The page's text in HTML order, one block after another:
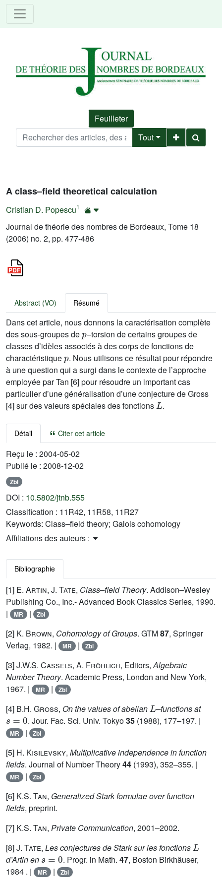
Feuilleter
Tout
A class–field theoretical calculation
Cristian D. Popescu1
Journal de théorie des nombres de Bordeaux, Tome 18
(2006) no. 2, pp. 477-486
Abstract (VO) Résumé
Dans cet article, nous donnons la caractérisation complète
des sous-groupes de
p
–torsion de certains groupes de
classes d’idèles associés à des corps de fonctions de
charactéristique
p
. Nous utilisons ce résultat pour répondre
à une question qui a surgi dans le contexte de l’approche
employée par Tan [6] pour résoudre un important cas
particulier d’une généralisation d’une conjecture de Gross
[4] sur des valeurs spéciales des fonctions
L
.
Détail Citer cet article
Reçu le : 2004-05-02
Publié le : 2008-12-02
Zbl
DOI : 10.5802/jtnb.555
Classification : 11R42, 11R58, 11R27
Keywords: Class–field theory; Galois cohomology
Affiliations des auteurs :
Bibliographie
[1] E. Artin, J. Tate, Class–field Theory. Addison–Wesley
Publishing Co., Inc.- Advanced Book Classics Series, 1990.
|
MR | Zbl
[2] K. Brown, Cohomology of Groups. GTM87, Springer
Verlag, 1982. |
MR | Zbl
[3]J.W.S. Cassels, A. Fröhlich, Editors,Algebraic
Number Theory. Academic Press, London and New York,
1967. |
MR | Zbl
[4] B.H. Gross, On the values of abelian –functions at
s=0
. Jour. Fac. Sci. Univ. Tokyo35(1988), 177–197. |
MR | Zbl
[5] H. Kisilevsky, Multiplicative independence in function
fields. Journal of Number Theory44 (1993), 352–355. |
MR | Zbl
[6] K.S. Tan, Generalized Stark formulae over function
fields, preprint.
[7] K.S. Tan, Private Communication, 2001–2002.
[8]J. Tate, Les conjectures de Stark sur les fonctions
d’Artin en
s=0
. Progr. in Math. 47, Boston Birkhäuser,
1984 . |
MR | Zbl